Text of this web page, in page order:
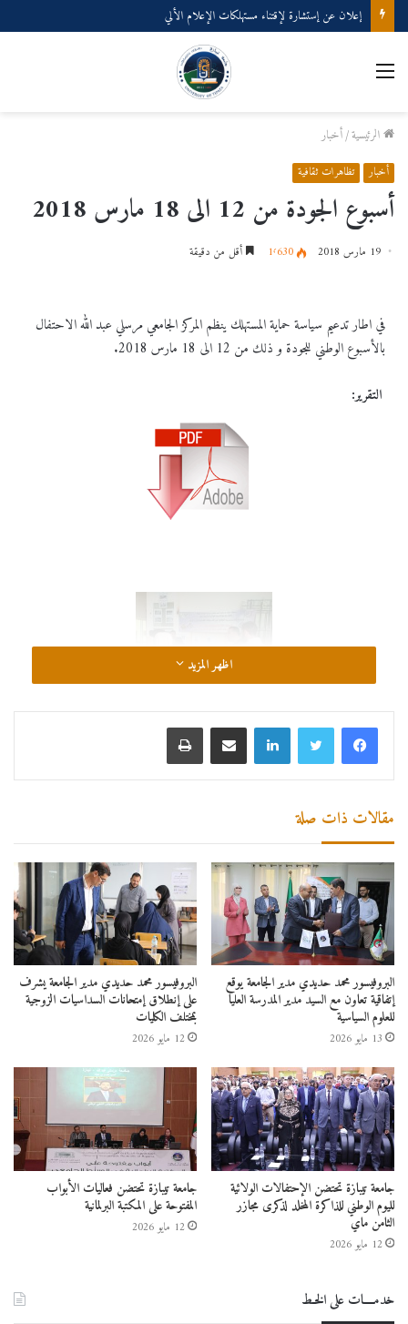
إعلان عن إستشارة لإقتناء مستهلكات الإعلام الألي
الرئيسية/أخبار
أخبار تظاهرات ثقافية
أسبوع الجودة من 12 الى 18 مارس 2018
19 مارس 2018 1٬630 أقل من دقيقة
في اطار تدعيم سياسة حماية المستهلك ينظم المركز الجامعي مرسلي عبد الله الاحتفال
بالأسبوع الوطني للجودة و ذلك من 12 الى 18 مارس 2018.
التقرير:
اظهر المزيد
مقالات ذات صلة
البروفيسور محمد حديدي مدير الجامعة يوقع
إتفاقية تعاون مع السيد مدير المدرسة العليا
للعلوم السياسية
13 مايو 2026
البروفيسور محمد حديدي مدير الجامعة يشرف
على إنطلاق إمتحانات السداسيات الزوجية
بمختلف الكليات
12 مايو 2026
جامعة تيبازة تحتضن الإحتفالات الولائية
لليوم الوطني للذاكرة المخلد لذكرى مجازر
الثامن ماي
12 مايو 2026
جامعة تيبازة تحتضن فعاليات الأبواب
المفتوحة على المكتبة البرلمانية
12 مايو 2026
خدمــــات على الخـط